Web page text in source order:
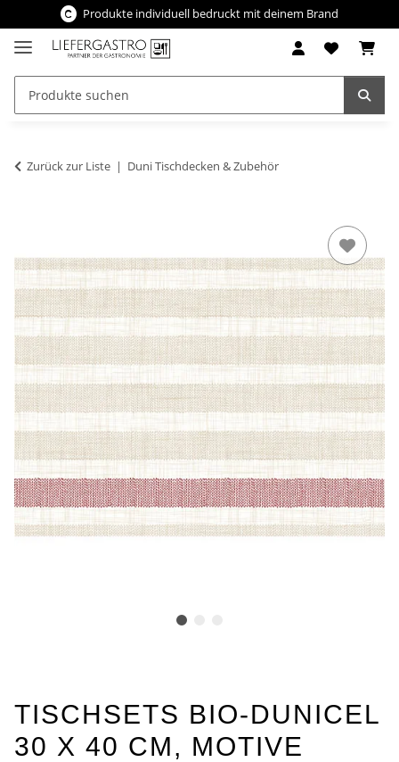
Produkte individuell bedruckt mit deinem Brand
Zurück zur Liste Duni Tischdecken & Zubehör
TISCHSETS BIO-DUNICEL
30 X 40 CM, MOTIVE